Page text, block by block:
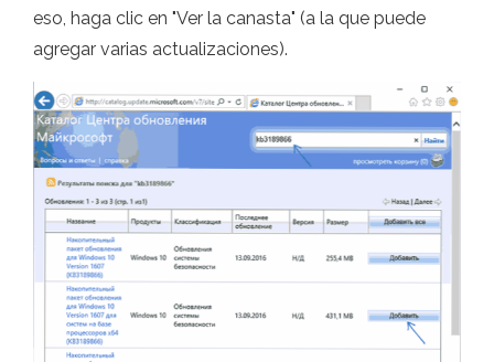
eso, haga clic en "Ver la canasta" (a la que puede
agregar varias actualizaciones).